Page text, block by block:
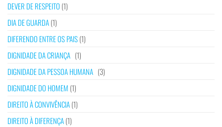
DEVER DE RESPEITO (1)
DIA DE GUARDA(1)
DIFERENDO ENTRE OS PAIS(1)
DIGNIDADE DA CRIANÇA (1)
DIGNIDADE DA PESSOA HUMANA (3)
DIGNIDADE DO HOMEM (1)
DIREITO À CONVIVÊNCIA(1)
DIREITO À DIFERENÇA(1)